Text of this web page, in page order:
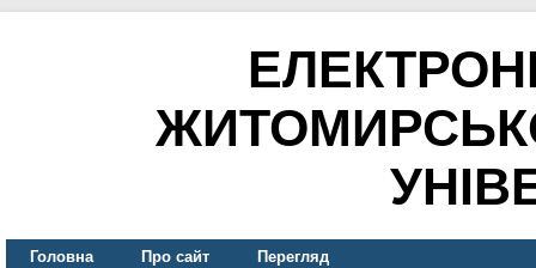
Головна Про сайт Перегляд